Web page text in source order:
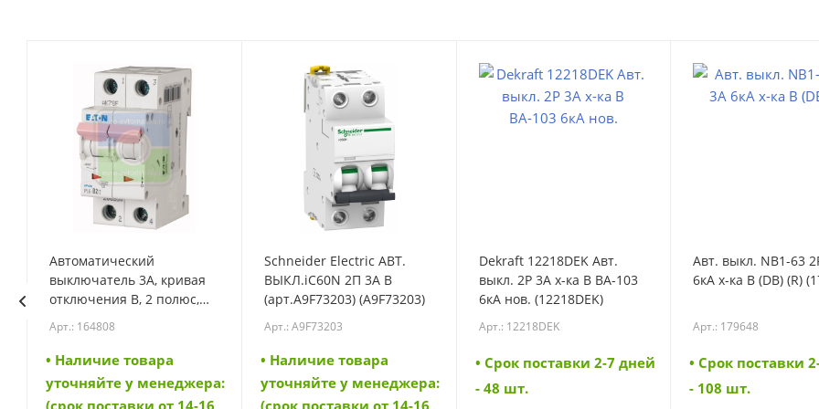
Автоматический
выключатель 3А, кривая
отключения B, 2 полюс,
(PL6-B3/2) (164808)
Арт.: 164808
• Наличие товара
уточняйте у менеджера:
(срок поставки от 14-16
Schneider Electric АВТ.
ВЫКЛ.iC60N 2П 3A B
(арт.A9F73203) (A9F73203)
Арт.: A9F73203
• Наличие товара
уточняйте у менеджера:
(срок поставки от 14-16
Dekraft 12218DEK Авт.
выкл. 2Р 3А х-ка B ВА-103
6кА нов. (12218DEK)
Арт.: 12218DEK
• Cрок поставки 2-7 дней
- 48 шт.
Авт. выкл. NB1-63
6кА х-ка B (DB) (R)
Арт.: 179648
• Cрок поставки
- 108 шт.